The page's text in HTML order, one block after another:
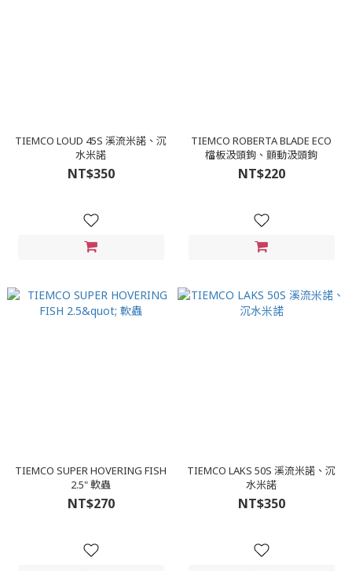
TIEMCO LOUD 45S 溪流米諾、沉
水米諾
NT$350
TIEMCO ROBERTA BLADE ECO
檔板汲頭鉤、顫動汲頭鉤
NT$220
TIEMCO SUPER HOVERING FISH
2.5" 軟蟲
NT$270
TIEMCO LAKS 50S 溪流米諾、沉
水米諾
NT$350